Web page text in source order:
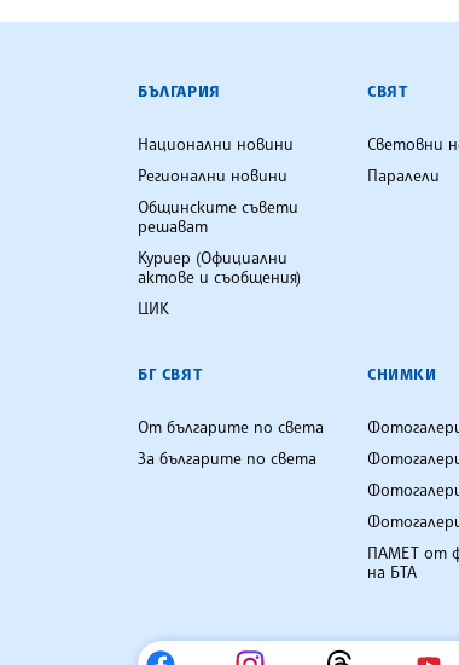
БЪЛГАРСКА
БЪЛГАРИЯ
Национални новини
Регионални новини
Общинските съвети
решават
Куриер (Официални
актове и съобщения)
ЦИК
СВЯТ
Световни
Паралели
БГ СВЯТ
От българите по света
За българите по света
СНИМКИ
ПАМЕТ от
на БТА